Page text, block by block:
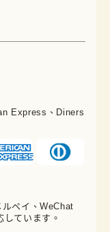
Express、Diners
ペイ、WeChat
ています。